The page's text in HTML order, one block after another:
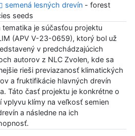
semená lesných drevín- forest
seeds
tematika je súčasťou projektu
(APV V-23-0659), ktorý bol už
v predchádzajúcich
autorov z NLC Zvolen, kde sa
rieši previazanosť klimatických
a fruktifikácie hlavných drevín
Táto časť projektu je konkrétne o
vplyvu klímy na veľkosť semien
a následne na ich